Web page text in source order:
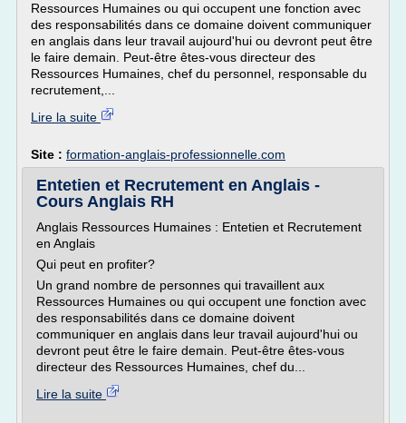
Ressources Humaines ou qui occupent une fonction avec
des responsabilités dans ce domaine doivent communiquer
en anglais dans leur travail aujourd'hui ou devront peut être
le faire demain. Peut-être êtes-vous directeur des
Ressources Humaines, chef du personnel, responsable du
recrutement,...
Lire la suite
Site : formation-anglais-professionnelle.com
Entetien et Recrutement en Anglais -
Cours Anglais RH
Anglais Ressources Humaines : Entetien et Recrutement
en Anglais
Qui peut en profiter?
Un grand nombre de personnes qui travaillent aux
Ressources Humaines ou qui occupent une fonction avec
des responsabilités dans ce domaine doivent
communiquer en anglais dans leur travail aujourd'hui ou
devront peut être le faire demain. Peut-être êtes-vous
directeur des Ressources Humaines, chef du...
Lire la suite